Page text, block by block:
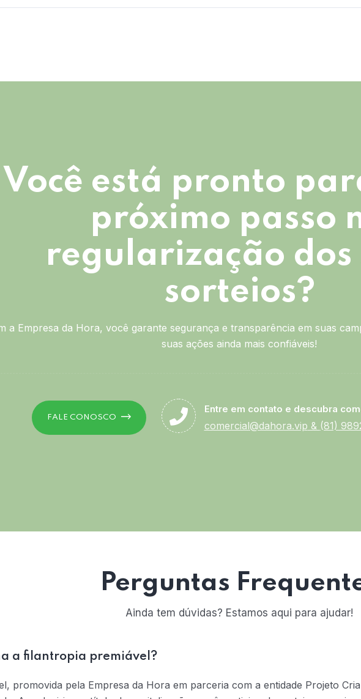
Você está pronto
próximo passo
regularização dos
sorteios?
a Empresa da Hora, você garante segurança e transparência em suas
suas ações ainda mais confiáveis!
FALE CONOSCO
Entre em contato e descubra
comercial@dahora.vip & (81)
Perguntas
Ainda tem dúvidas? Estamos aqui para ajudar!
a filantropia premiável?
promovida pela Empresa da Hora em parceria com a entidade Projeto